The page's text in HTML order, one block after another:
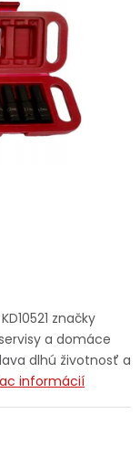
účet
značky
a domáce
dlhú životnosť a
informácií